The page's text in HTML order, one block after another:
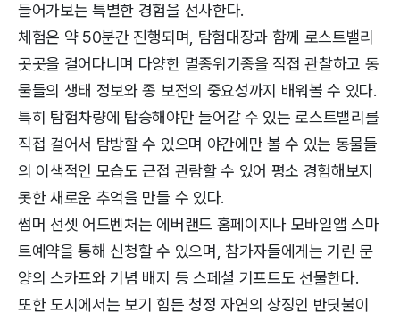
들어가보는 특별한 경험을 선사한다.
체험은 약 50분간 진행되며, 탐험대장과 함께 로스트밸리
곳곳을 걸어다니며 다양한 멸종위기종을 직접 관찰하고 동
물들의 생태 정보와 종 보전의 중요성까지 배워볼 수 있다.
특히 탐험차량에 탑승해야만 들어갈 수 있는 로스트밸리를
직접 걸어서 탐방할 수 있으며 야간에만 볼 수 있는 동물들
의 이색적인 모습도 근접 관람할 수 있어 평소 경험해보지
못한 새로운 추억을 만들 수 있다.
썸머 선셋 어드벤처는 에버랜드 홈페이지나 모바일앱 스마
트예약을 통해 신청할 수 있으며, 참가자들에게는 기린 문
양의 스카프와 기념 배지 등 스페셜 기프트도 선물한다.
또한 도시에서는 보기 힘든 청정 자연의 상징인 반딧불이